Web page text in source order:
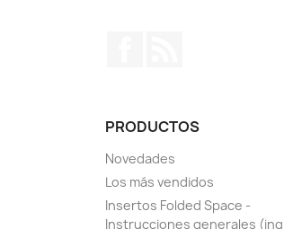
PRODUCTOS
Novedades
Los más vendidos
Insertos Folded Space -
Instrucciones generales